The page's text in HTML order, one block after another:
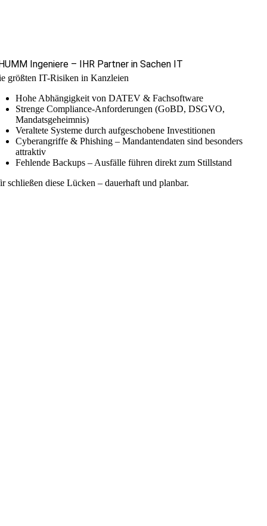
Ingeniere – IHR Partner in Sachen IT
größten IT-Risiken in Kanzleien
Hohe Abhängigkeit von DATEV & Fachsoftware
Strenge Compliance-Anforderungen (GoBD, DSGVO,
Mandatsgeheimnis)
Veraltete Systeme durch aufgeschobene Investitionen
Cyberangriffe & Phishing – Mandantendaten sind besonders
attraktiv
Fehlende Backups – Ausfälle führen direkt zum Stillstand
schließen diese Lücken – dauerhaft und planbar.